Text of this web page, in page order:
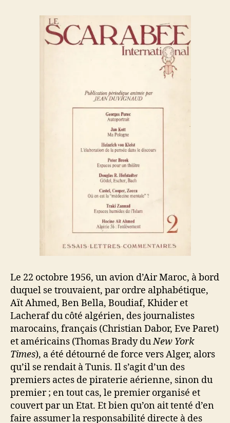
Le 22 octobre 1956, un avion d’Air Maroc, à bord
duquel se trouvaient, par ordre alphabétique,
Aït Ahmed, Ben Bella, Boudiaf, Khider et
Lacheraf du côté algérien, des journalistes
marocains, français (Christian Dabor, Eve Paret)
et américains (Thomas Brady duNew York
Times), a été détourné de force vers Alger, alors
qu’il se rendait à Tunis. Il s’agit d’un des
premiers actes de piraterie aérienne, sinon du
premier ; en tout cas, le premier organisé et
couvert par un Etat. Et bien qu’on ait tenté d’en
faire assumer la responsabilité directe à des